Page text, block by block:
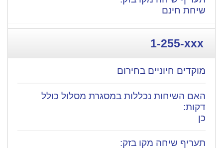
שיחת חינם
1-255-xxx
מוקדים חיוניים בחירום
כן